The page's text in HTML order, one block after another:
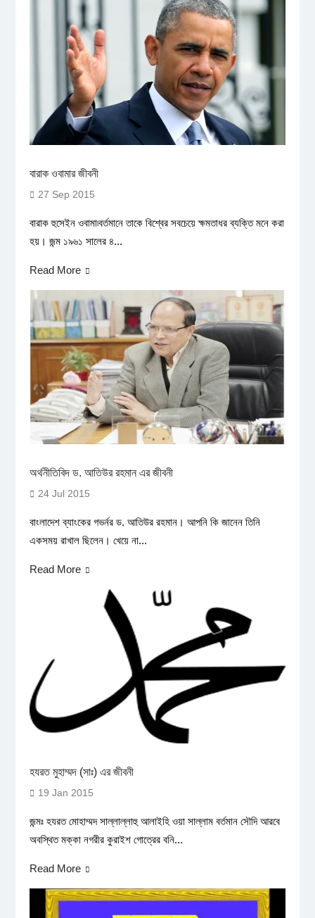
বারাক ওবামার জীবনী
27 Sep 2015
বারাক হুসেইন ওবামা৷বর্তমানে তাকে বিশ্বের সবচেয়ে ক্ষমতাধর ব্যক্তি মনে করা
হয়। জন্ম ১৯৬১ সালের ৪...
Read More
অর্থনীতিবিদ ড. আতিউর রহমান এর জীবনী
24 Jul 2015
বাংলাদেশ ব্যাংকের গভর্নর ড. আতিউর রহমান। আপনি কি জানেন তিনি
একসময় রাখাল ছিলেন। খেয়ে না...
Read More
হযরত মুহাম্মদ (সাঃ) এর জীবনী
19 Jan 2015
জন্মঃ হযরত মোহাম্মদ সাল্লাল্লাহু আলাইহি ওয়া সাল্লাম বর্তমান সৌদি আরবে
অবস্থিত মক্কা নগরীর কুরাইশ গোত্রের বনি...
Read More